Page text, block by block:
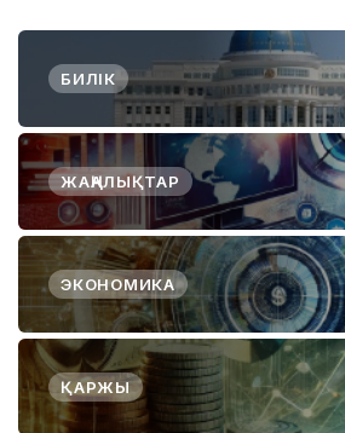
БИЛІК
ЖАҢАЛЫҚТАР
ЭКОНОМИКА
ҚАРЖЫ